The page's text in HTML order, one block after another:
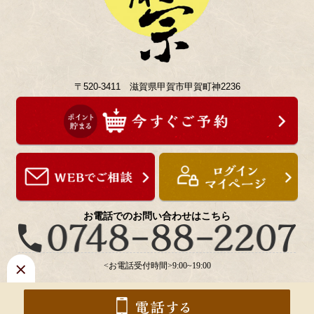
〒520-3411 滋賀県甲賀市甲賀町神2236
お電話でのお問い合わせはこちら
<お電話受付時間>9:00~19:00